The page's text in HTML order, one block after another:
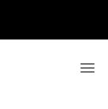
content